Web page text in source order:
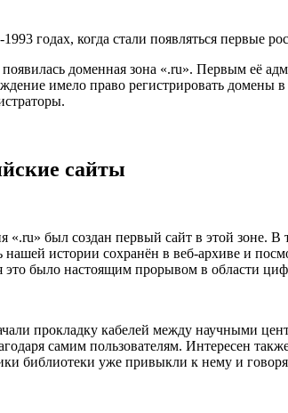
1993 годах, когда стали появляться первые
появилась доменная зона «.ru». Первым её
имело право регистрировать домены
сайты
«.ru» был создан первый сайт в этой зоне.
нашей истории сохранён в веб-архиве и
это было настоящим прорывом в области
прокладку кабелей между научными
самим пользователям. Интересен
библиотеки уже привыкли к нему и